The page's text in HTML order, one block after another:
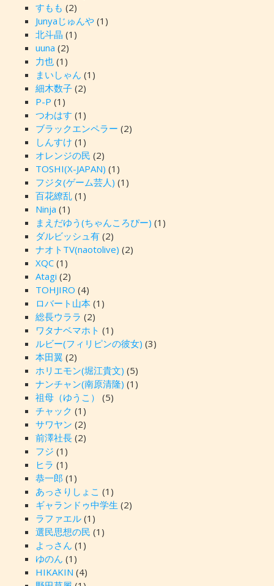
すもも (2)
Junyaじゅんや(1)
北斗晶 (1)
uuna (2)
力也(1)
まいしゃん (1)
細木数子(2)
P-P (1)
つわはす (1)
ブラックエンペラー (2)
しんすけ (1)
オレンジの民 (2)
TOSHI(X-JAPAN) (1)
フジタ(ゲーム芸人) (1)
百花繚乱(1)
Ninja (1)
まえだゆう(ちゃんころぴー) (1)
ダルビッシュ有(2)
ナオトTV(naotolive) (2)
XQC(1)
Atagi (2)
TOHJIRO (4)
ロバート山本(1)
総長ウララ (2)
ワタナベマホト (1)
ルビー(フィリピンの彼女) (3)
本田翼(2)
ホリエモン(堀江貴文) (5)
ナンチャン(南原清隆) (1)
祖母（ゆうこ）
(5)
チャック (1)
サワヤン (2)
前澤社長(2)
フジ (1)
ヒラ (1)
恭一郎 (1)
あっさりしょこ (1)
ギャランドゥ中学生 (2)
ラファエル(1)
選民思想の民 (1)
よっさん (1)
ゆのん (1)
HIKAKIN (4)